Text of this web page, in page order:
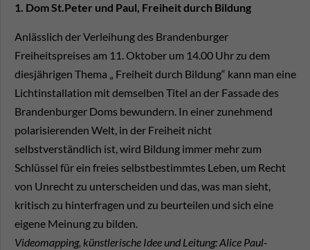
1. Dom St.Peter und Paul, Freiheit durch Bildung
Anlässlich der Verleihung des Brandenburger
Freiheitspreises am 11. Oktober um 14.00 Uhr zu dem
diesjährigen Thema „ Freiheit durch Bildung“ kann man eine
Lichtinstallation mit demselben Titel an der Fassade des
Brandenburger Doms bewundern. In einer zunehmend
polarisierenden Welt, in der Freiheit nicht
selbstverständlich ist, wird Bildung immer mehr zum
Schlüssel für ein freies selbstbestimmtes Leben, um Recht
von Unrecht zu unterscheiden und das, was man sieht,
kritisch zu hinterfragen und zu beurteilen und sich eine
eigene Meinung zu bilden.
Videomapping, künstlerische Idee und Leitung: Alice Paul-